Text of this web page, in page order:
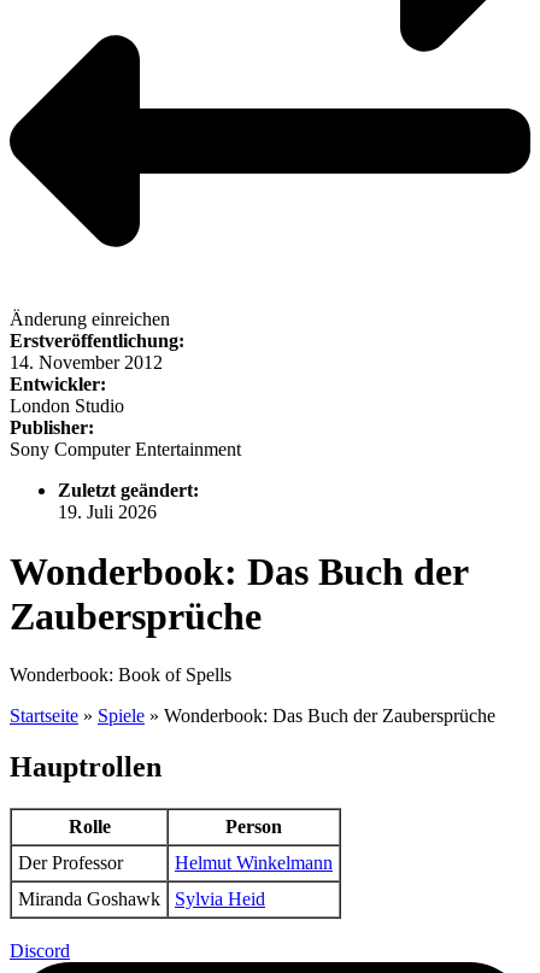
Änderung einreichen
Erstveröffentlichung:
14. November 2012
Entwickler:
London Studio
Publisher:
Sony Computer Entertainment
Zuletzt geändert:
19. Juli 2026
Wonderbook: Das Buch der
Zaubersprüche
Wonderbook: Book of Spells
Startseite » Spiele » Wonderbook: Das Buch der Zaubersprüche
Hauptrollen
Rolle
Person
Der Professor
Helmut Winkelmann
Miranda Goshawk
Sylvia Heid
Discord